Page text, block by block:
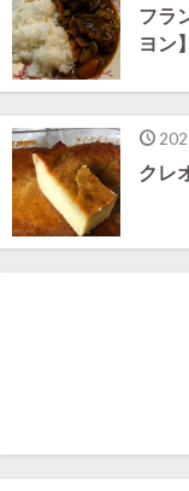
フラ
ヨン】
クレ